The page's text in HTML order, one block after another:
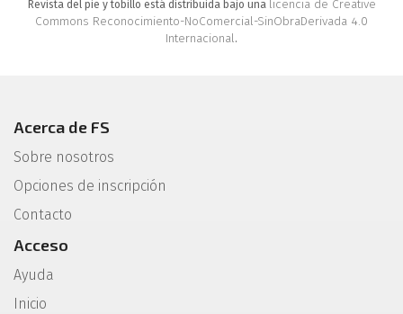
Revista del pie y tobillo está distribuida bajo una licencia de Creative
Commons Reconocimiento-NoComercial-SinObraDerivada 4.0
Internacional.
Acerca de FS
Sobre nosotros
Opciones de inscripción
Contacto
Acceso
Ayuda
Inicio